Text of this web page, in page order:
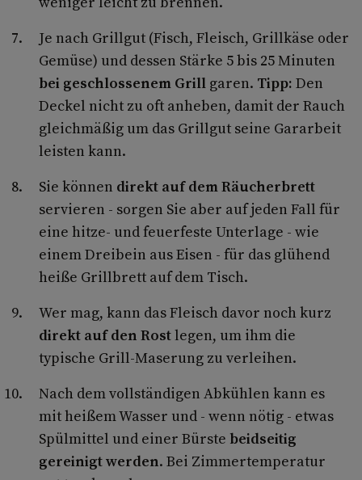
Je nach Grillgut (Fisch, Fleisch, Grillkäse oder
Gemüse) und dessen Stärke 5 bis 25 Minuten
bei geschlossenem Grill garen. Tipp: Den
Deckel nicht zu oft anheben, damit der Rauch
gleichmäßig um das Grillgut seine Gararbeit
leisten kann.
Sie können direkt auf dem Räucherbrett
servieren - sorgen Sie aber auf jeden Fall für
eine hitze- und feuerfeste Unterlage - wie
einem Dreibein aus Eisen - für das glühend
heiße Grillbrett auf dem Tisch.
Wer mag, kann das Fleisch davor noch kurz
direkt auf den Rostlegen, um ihm die
typische Grill-Maserung zu verleihen.
Nach dem vollständigen Abkühlen kann es
mit heißem Wasser und - wenn nötig - etwas
Spülmittel und einer Bürste beidseitig
gereinigt werden. Bei Zimmertemperatur